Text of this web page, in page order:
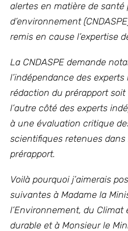
alertes en matière de santé
d’environnement
remis en cause l’expertise
La CNDASPE demande
l’indépendance des
rédaction du prérapport
l’autre côté des experts
à une évaluation critique
scientifiques retenues dans
prérapport.
Voilà pourquoi j’aimerais
suivantes à Madame la
l’Environnement, du
durable et à Monsieur le